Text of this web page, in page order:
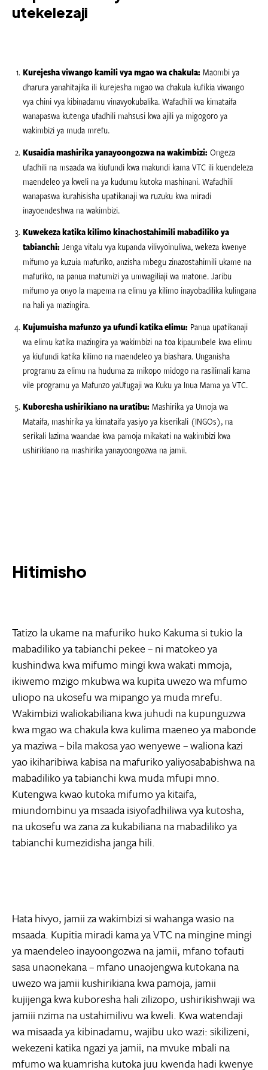
utekelezaji
Kurejesha viwango kamili vya mgao wa chakula:Maombi ya
dharura yanahitajika ili kurejesha mgao wa chakula kufikia viwango
vya chini vya kibinadamu vinavyokubalika. Wafadhili wa kimataifa
wanapaswa kutenga ufadhili mahsusi kwa ajili ya migogoro ya
wakimbizi ya muda mrefu.
Kusaidia mashirika yanayoongozwa na wakimbizi:Ongeza
ufadhili na msaada wa kiufundi kwa makundi kama VTC ili kuendeleza
maendeleo ya kweli na ya kudumu kutoka mashinani. Wafadhili
wanapaswa kurahisisha upatikanaji wa ruzuku kwa miradi
inayoendeshwa na wakimbizi.
Kuwekeza katika kilimo kinachostahimili mabadiliko ya
tabianchi:Jenga vitalu vya kupanda vilivyoinuliwa, wekeza kwenye
mifumo ya kuzuia mafuriko, anzisha mbegu zinazostahimili ukame na
mafuriko, na panua matumizi ya umwagiliaji wa matone. Jaribu
mifumo ya onyo la mapema na elimu ya kilimo inayobadilika kulingana
na hali ya mazingira.
Kujumuisha mafunzo ya ufundi katika elimu:Panua upatikanaji
wa elimu katika mazingira ya wakimbizi na toa kipaumbele kwa elimu
ya kiufundi katika kilimo na maendeleo ya biashara. Unganisha
programu za elimu na huduma za mikopo midogo na rasilimali kama
vile programu ya Mafunzo yaUfugaji wa Kuku ya Inua Mama ya VTC.
Kuboresha ushirikiano na uratibu:Mashirika ya Umoja wa
Mataifa, mashirika ya kimataifa yasiyo ya kiserikali (INGOs), na
serikali lazima waandae kwa pamoja mikakati na wakimbizi kwa
ushirikiano na mashirika yanayoongozwa na jamii.
Hitimisho
Tatizo la ukame na mafuriko huko Kakuma si tukio la
mabadiliko ya tabianchi pekee – ni matokeo ya
kushindwa kwa mifumo mingi kwa wakati mmoja,
ikiwemo mzigo mkubwa wa kupita uwezo wa mfumo
uliopo na ukosefu wa mipango ya muda mrefu.
Wakimbizi waliokabiliana kwa juhudi na kupunguzwa
kwa mgao wa chakula kwa kulima maeneo ya mabonde
ya maziwa – bila makosa yao wenyewe – waliona kazi
yao ikiharibiwa kabisa na mafuriko yaliyosababishwa na
mabadiliko ya tabianchi kwa muda mfupi mno.
Kutengwa kwao kutoka mifumo ya kitaifa,
miundombinu ya msaada isiyofadhiliwa vya kutosha,
na ukosefu wa zana za kukabiliana na mabadiliko ya
tabianchi kumezidisha janga hili.
Hata hivyo, jamii za wakimbizi si wahanga wasio na
msaada. Kupitia miradi kama ya VTC na mingine mingi
ya maendeleo inayoongozwa na jamii, mfano tofauti
sasa unaonekana – mfano unaojengwa kutokana na
uwezo wa jamii kushirikiana kwa pamoja, jamii
kujijenga kwa kuboresha hali zilizopo, ushirikishwaji wa
jamiii nzima na ustahimilivu wa kweli. Kwa watendaji
wa misaada ya kibinadamu, wajibu uko wazi: sikilizeni,
wekezeni katika ngazi ya jamii, na mvuke mbali na
mfumo wa kuamrisha kutoka juu kwenda hadi kwenye